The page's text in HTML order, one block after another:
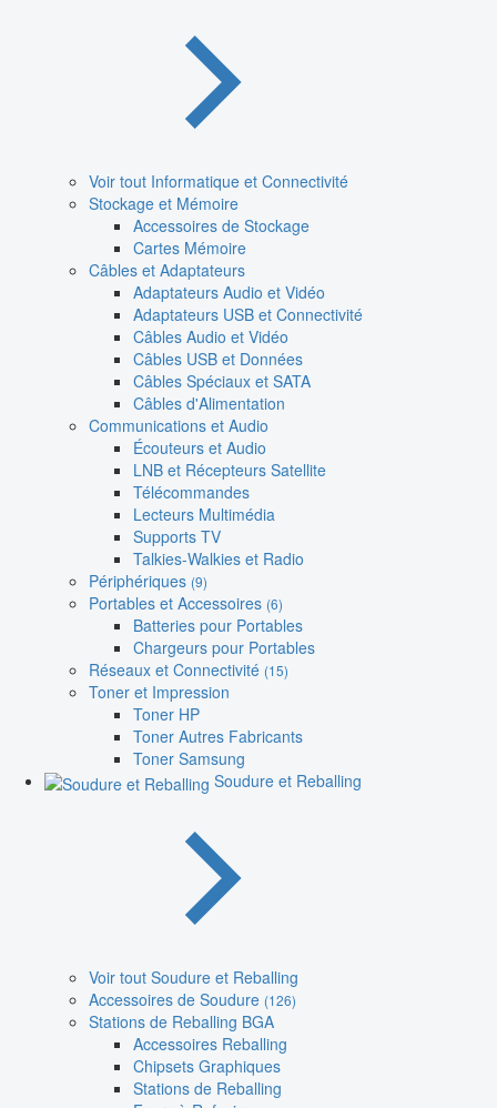
Voir tout Informatique et Connectivité
Stockage et Mémoire
Accessoires de Stockage
Cartes Mémoire
Câbles et Adaptateurs
Adaptateurs Audio et Vidéo
Adaptateurs USB et Connectivité
Câbles Audio et Vidéo
Câbles USB et Données
Câbles Spéciaux et SATA
Câbles d'Alimentation
Communications et Audio
Écouteurs et Audio
LNB et Récepteurs Satellite
Télécommandes
Lecteurs Multimédia
Supports TV
Talkies-Walkies et Radio
Périphériques (9)
Portables et Accessoires (6)
Batteries pour Portables
Chargeurs pour Portables
Réseaux et Connectivité (15)
Toner et Impression
Toner HP
Toner Autres Fabricants
Toner Samsung
Soudure et Reballing
Voir tout Soudure et Reballing
Accessoires de Soudure (126)
Stations de Reballing BGA
Accessoires Reballing
Chipsets Graphiques
Stations de Reballing